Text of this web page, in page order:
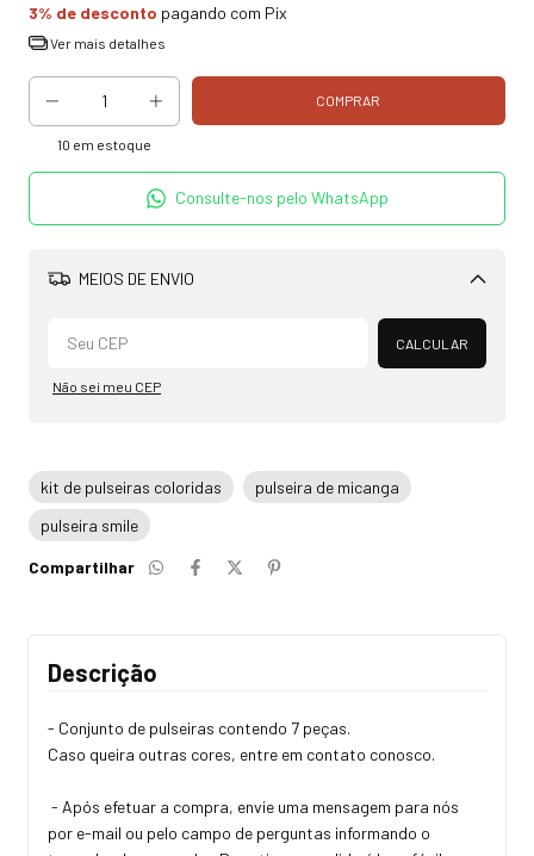
3% de desconto pagando com Pix
Ver mais detalhes
10 em estoque
Consulte-nos pelo WhatsApp
MEIOS DE ENVIO
Alterar CEP
CALCULAR
Não sei meu CEP
kit de pulseiras coloridas
pulseira de micanga
pulseira smile
Compartilhar
Descrição
- Conjunto de pulseiras contendo 7 peças.
Caso queira outras cores, entre em contato conosco.
- Após efetuar a compra, envie uma mensagem para nós
por e-mail ou pelo campo de perguntas informando o